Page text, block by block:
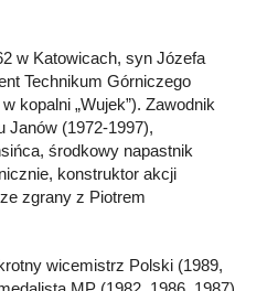
w Katowicach, syn Józefa
Technikum Górniczego
kopalni „Wujek”). Zawodnik
Janów (1972-1997),
środkowy napastnik
konstruktor akcji
zgrany z Piotrem
wicemistrz Polski (1989,